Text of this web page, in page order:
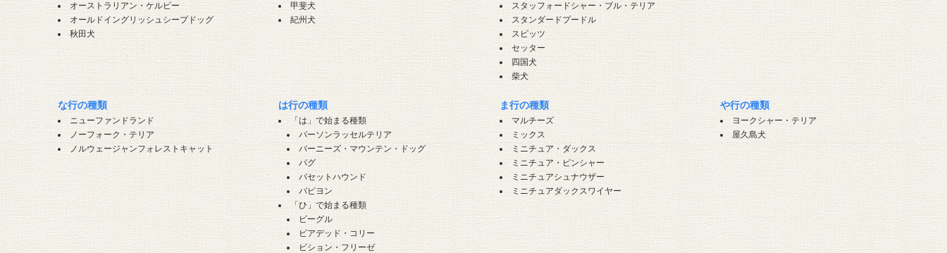
オーストラリアン・ケルピー
オールドイングリッシュシープドッグ
秋田犬
甲斐犬
紀州犬
スタッフォードシャー・ブル・テリア
スタンダードプードル
スピッツ
セッター
四国犬
柴犬
な行の種類
ニューファンドランド
ノーフォーク・テリア
ノルウェージャンフォレストキャット
は行の種類
「は」で始まる種類
パーソンラッセルテリア
バーニーズ・マウンテン・ドッグ
パグ
バセットハウンド
パピヨン
「ひ」で始まる種類
ビーグル
ビアデッド・コリー
ビション・フリーゼ
ま行の種類
マルチーズ
ミックス
ミニチュア・ダックス
ミニチュア・ピンシャー
ミニチュアシュナウザー
ミニチュアダックスワイヤー
や行の種類
ヨークシャー・テリア
屋久島犬